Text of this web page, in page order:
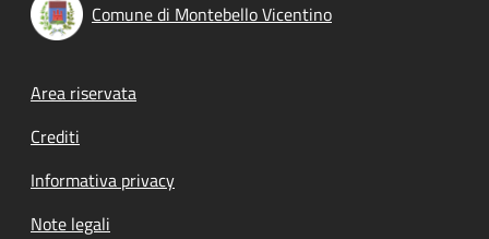
Comune di Montebello Vicentino
Footer menu
Area riservata
Crediti
Informativa privacy
Note legali